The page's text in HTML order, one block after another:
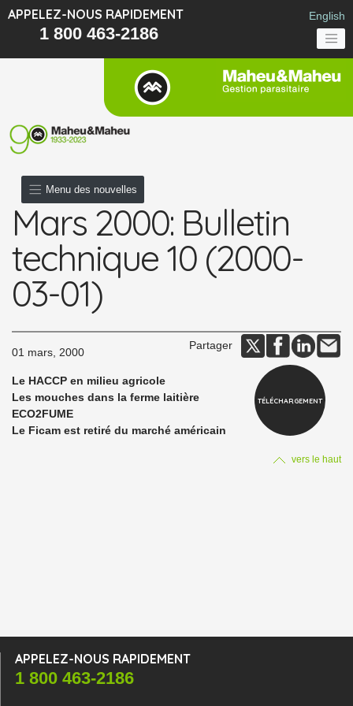
APPELEZ-NOUS RAPIDEMENT
1 800 463-2186
English
Mars 2000: Bulletin
technique 10 (2000-
03-01)
01 mars, 2000
Menu des nouvelles
Partager
Le HACCP en milieu agricole
Les mouches dans la ferme laitière
ECO2FUME
Le Ficam est retiré du marché américain
vers le haut
TÉLÉCHARGEMENT
APPELEZ-NOUS RAPIDEMENT
1 800 463-2186